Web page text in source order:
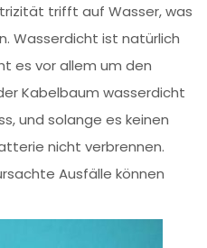
trifft auf Wasser, was
Wasserdicht ist natürlich
es vor allem um den
Kabelbaum wasserdicht
und solange es keinen
nicht verbrennen.
Ausfälle können